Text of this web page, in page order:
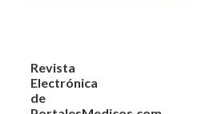
Revista
Electrónica
de